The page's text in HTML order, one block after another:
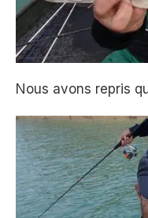
Nous avons repris